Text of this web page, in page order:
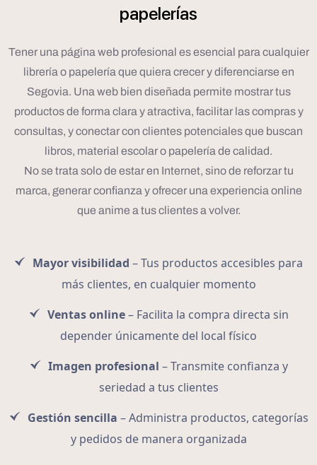
papelerías
Tener una página web profesional es esencial para cualquier
librería o papelería que quiera crecer y diferenciarse en
Segovia. Una web bien diseñada permite mostrar tus
productos de forma clara y atractiva, facilitar las compras y
consultas, y conectar con clientes potenciales que buscan
libros, material escolar o papelería de calidad.
No se trata solo de estar en Internet, sino de reforzar tu
marca, generar confianza y ofrecer una experiencia online
que anime a tus clientes a volver.
Mayor visibilidad – Tus productos accesibles para
más clientes, en cualquier momento
Ventas online– Facilita la compra directa sin
depender únicamente del local físico
Imagen profesional – Transmite confianza y
seriedad a tus clientes
Gestión sencilla – Administra productos, categorías
y pedidos de manera organizada